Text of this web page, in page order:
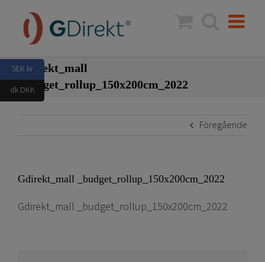
innehållet
Gdirekt_mall
_budget_rollup_150x200cm_2022
Föregående
Gdirekt_mall _budget_rollup_150x200cm_2022
Gdirekt_mall _budget_rollup_150x200cm_2022
SEK kr
dk DKK